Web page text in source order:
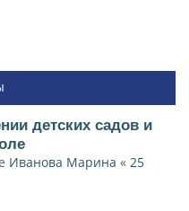
детских садов и
Иванова Марина « 25